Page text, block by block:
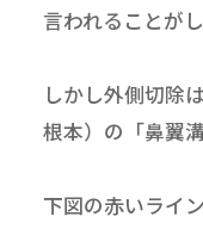
言われることが
しかし外側切除
根本）の「鼻翼
下図の赤いライ